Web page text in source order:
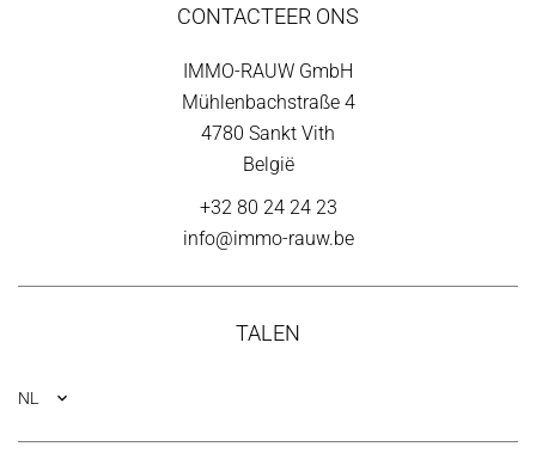
CONTACTEER ONS
IMMO-RAUW GmbH
Mühlenbachstraße 4
4780 Sankt Vith
België
+32 80 24 24 23
info@immo-rauw.be
TALEN
NL